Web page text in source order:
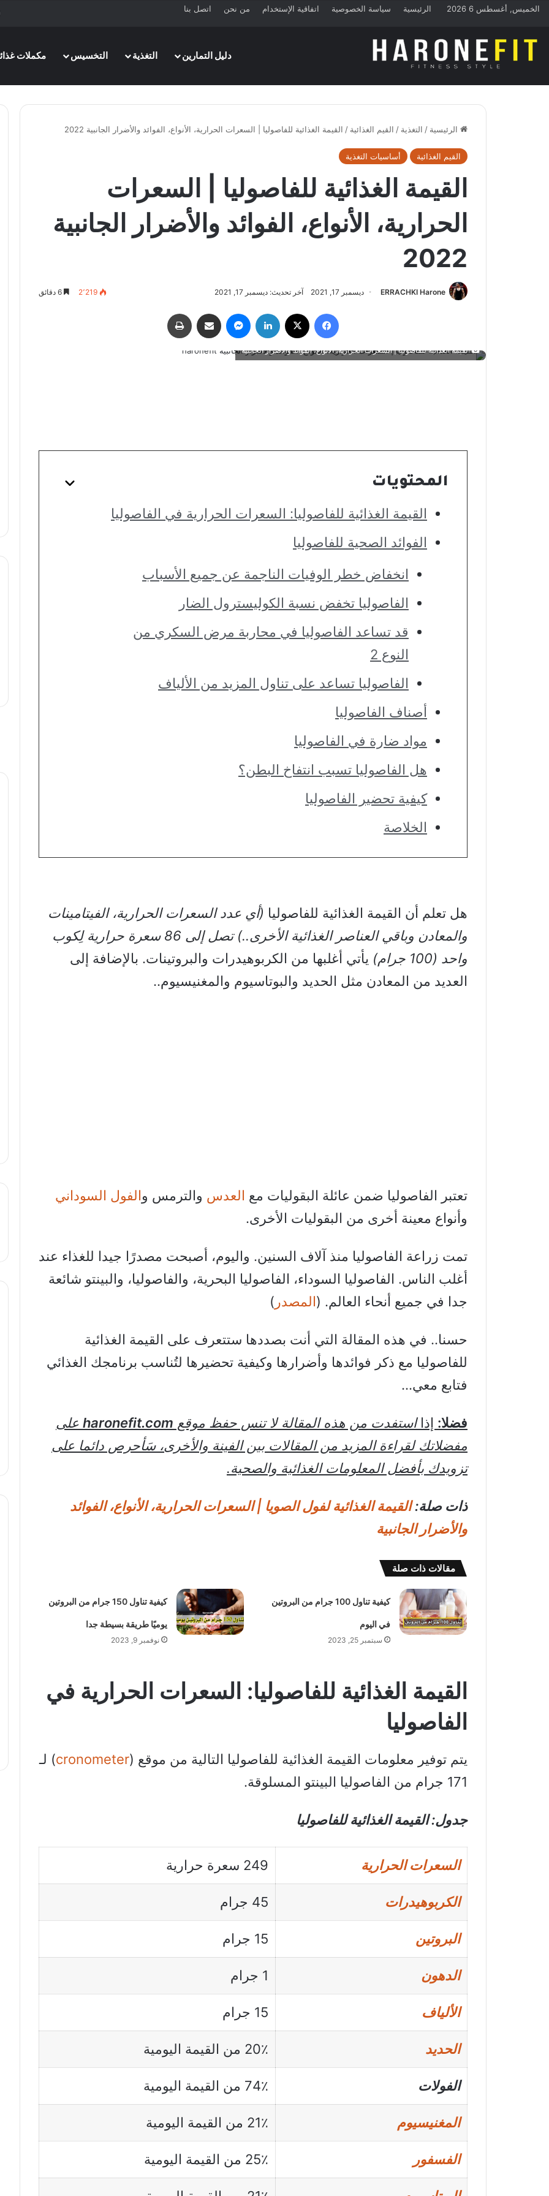
الخميس, أغسطس 6 2026 الرئيسية سياسة الخصوصية اتفاقية الإستخدام من نحن اتصل بنا
دليل التمارين
التغذية التخسيس مكملات
الرئيسية / التغذية / القيم الغذائية / القيمة الغذائية للفاصوليا | السعرات الحرارية، الأنواع، الفوائد والأضرار الجانبية 2022
القيم الغذائية أساسيات التغذية
القيمة الغذائية للفاصوليا | السعرات
الحرارية، الأنواع، الفوائد والأضرار الجانبية
2022
ERRACHKI Harone ديسمبر 17, 2021 آخر تحديث: ديسمبر 17, 2021 2٬219
فيسبوك لينكدإن ماسنجر مشاركة عبر البريد
القيمة الغذائية للفاصوليا | السعرات الحرارية، الأنواع، الفوائد والأضرار الجانبية
المحتويات
القيمة الغذائية للفاصوليا: السعرات الحرارية في الفاصوليا
الفوائد الصحية للفاصوليا
انخفاض خطر الوفيات الناجمة عن جميع الأسباب
الفاصوليا تخفض نسبة الكوليسترول الضار
قد تساعد الفاصوليا في محاربة مرض السكري من
النوع 2
الفاصوليا تساعد على تناول المزيد من الألياف
أصناف الفاصوليا
مواد ضارة في الفاصوليا
هل الفاصوليا تسبب انتفاخ البطن؟
كيفية تحضير الفاصوليا
الخلاصة
هل تعلم أن القيمة الغذائية للفاصوليا (أي عدد السعرات الحرارية، الفيتامينات
والمعادن وباقي العناصر الغذائية الأخرى..) تصل إلى 86 سعرة حرارية لِكوب
واحد (100 جرام)
يأتي أغلبها من الكربوهيدرات والبروتينات. بالإضافة إلى
العديد من المعادن مثل الحديد والبوتاسيوم والمغنيسيوم..
تعتبر الفاصوليا ضمن عائلة البقوليات مع العدس والترمس والفول السوداني
وأنواع معينة أخرى من البقوليات الأخرى.
تمت زراعة الفاصوليا منذ آلاف السنين. واليوم، أصبحت مصدرًا جيدا للغذاء عند
أغلب الناس. الفاصوليا السوداء، الفاصوليا البحرية، والفاصوليا، والبينتو شائعة
جدا في جميع أنحاء العالم. (المصدر )
حسنا.. في هذه المقالة التي أنت بصددها ستتعرف على القيمة الغذائية
للفاصوليا مع ذكر فوائدها وأضرارها وكيفية تحضيرها لتُناسب برنامجك الغذائي
فتابع معي…
فضلا: إذااستفدت من هذه المقالة لا تنس حفظ موقع haronefit.com على
مفضلاتك لقراءة المزيد من المقالات بين الفينة والأخرى، سَأحرص دائما على
تزويدك بأفضل المعلومات الغذائية والصحية.
ذات صلة: القيمة الغذائية لفول الصويا | السعرات الحرارية، الأنواع، الفوائد
والأضرار الجانبية
مقالات ذات صلة
كيفية تناول 100 جرام من البروتين
في اليوم
سبتمبر 25, 2023
كيفية تناول 150 جرام من البروتين
يوميًا طريقة بسيطة جدا
نوفمبر 9, 2023
القيمة الغذائية للفاصوليا: السعرات الحرارية في
الفاصوليا
يتم توفير معلومات القيمة الغذائية للفاصوليا التالية من موقع (cronometer) لـ
171 جرام من الفاصوليا البينتو المسلوقة.
جدول: القيمة الغذائية للفاصوليا
السعرات الحرارية 249 سعرة حرارية
الكربوهيدرات 45 جرام
البروتين 15 جرام
الدهون 1 جرام
الألياف 15 جرام
الحديد 20٪ من القيمة اليومية
الفولات 74٪ من القيمة اليومية
المغنيسيوم 21٪ من القيمة اليومية
الفسفور 25٪ من القيمة اليومية